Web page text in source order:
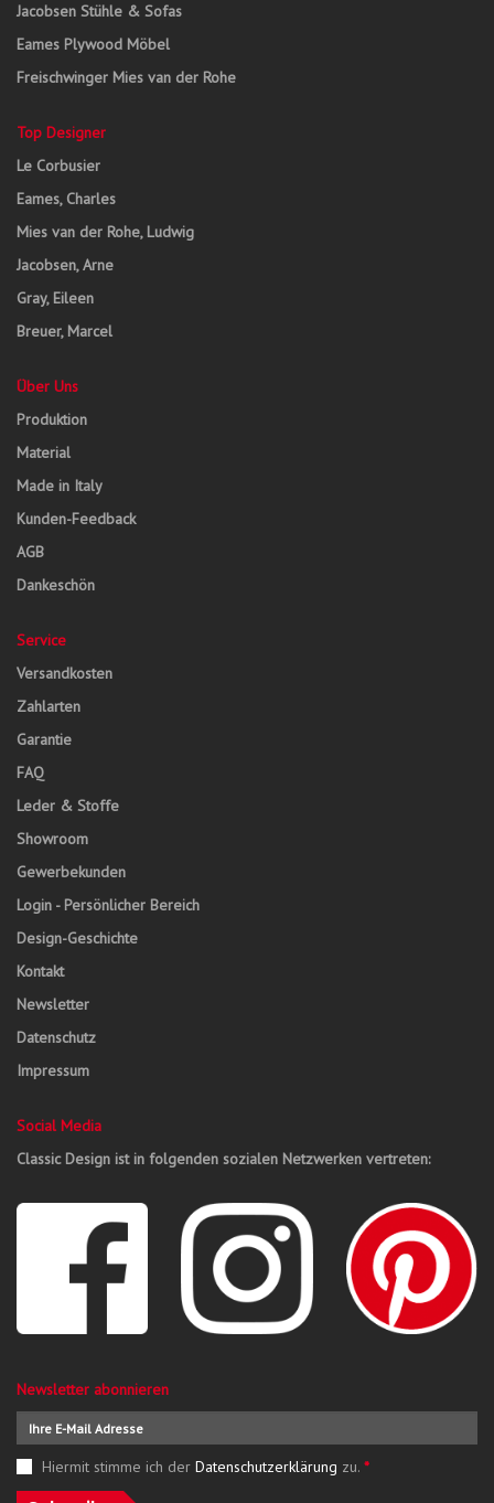
Jacobsen Stühle & Sofas
Eames Plywood Möbel
Freischwinger Mies van der Rohe
Top Designer
Le Corbusier
Eames, Charles
Mies van der Rohe, Ludwig
Jacobsen, Arne
Gray, Eileen
Breuer, Marcel
Über Uns
Produktion
Material
Made in Italy
Kunden-Feedback
AGB
Dankeschön
Service
Versandkosten
Zahlarten
Garantie
FAQ
Leder & Stoffe
Showroom
Gewerbekunden
Login - Persönlicher Bereich
Design-Geschichte
Kontakt
Newsletter
Datenschutz
Impressum
Social Media
Classic Design ist in folgenden sozialen Netzwerken vertreten:
Newsletter abonnieren
Hiermit stimme ich der Datenschutzerklärung zu. *